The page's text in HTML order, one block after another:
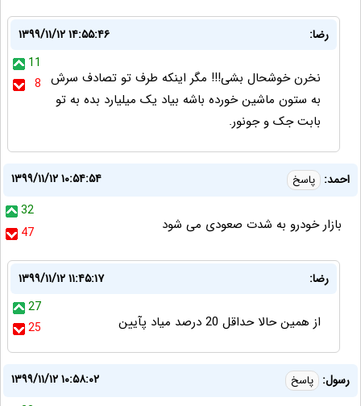
رضا:
۱۳۹۹/۱۱/۱۲ ۱۴:۵۵:۴۶
11
8 نخرن خوشحال بشی!!! مگر اینکه طرف تو تصادف سرش
به ستون ماشین خورده باشه بیاد یک میلیارد بده به تو
بابت جک و جونور.
احمد: پاسخ
۱۳۹۹/۱۱/۱۲ ۱۰:۵۴:۵۴
32
47
بازار خودرو به شدت صعودی می شود
رضا:
۱۳۹۹/۱۱/۱۲ ۱۱:۴۵:۱۷
27
25
از همین حالا حداقل 20 درصد میاد پآیین
رسول: پاسخ
۱۳۹۹/۱۱/۱۲ ۱۰:۵۸:۰۲